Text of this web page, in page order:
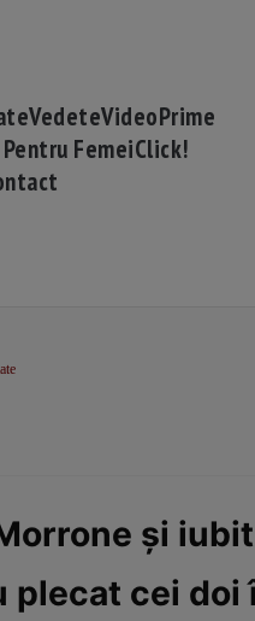
VedeteVideoPrime
FemeiClick!
și
plecat cei